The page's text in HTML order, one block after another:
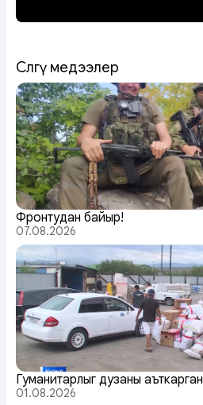
Сөөлгү медээлер
Фронтудан байыр!
07.08.2026
Гуманитарлыг дузаны аъткарган
01.08.2026